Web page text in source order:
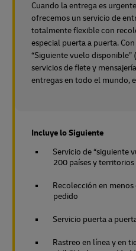
Cuando la entrega es
ofrecemos un servicio de
totalmente flexible con
especial puerta a puerta.
“Siguiente vuelo
servicios de flete y
entregas en todo el mundo,
Incluye lo Siguiente
Servicio de “siguiente
200 países y territorios
Recolección en
pedido
Servicio puerta a
Rastreo en línea y en